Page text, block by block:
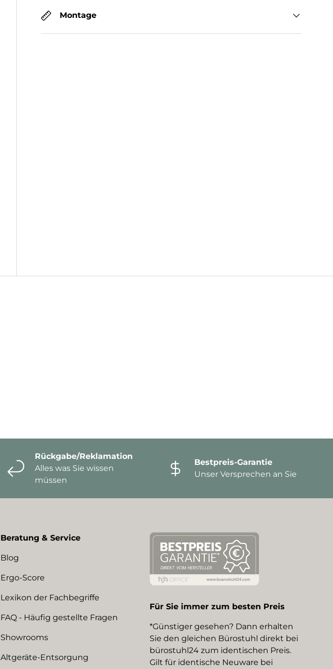
Montage
Rückgabe/Reklamation
Alles was Sie wissen
müssen
Bestpreis-Garantie
Unser Versprechen an Sie
Beratung & Service
Blog
Ergo-Score
Lexikon der Fachbegriffe
FAQ - Häufig gestellte Fragen
Showrooms
Altgeräte-Entsorgung
Für Sie immer zum besten Preis
*Günstiger gesehen? Dann erhalten
Sie den gleichen Bürostuhl direkt bei
bürostuhl24 zum identischen Preis.
Gilt für identische Neuware bei